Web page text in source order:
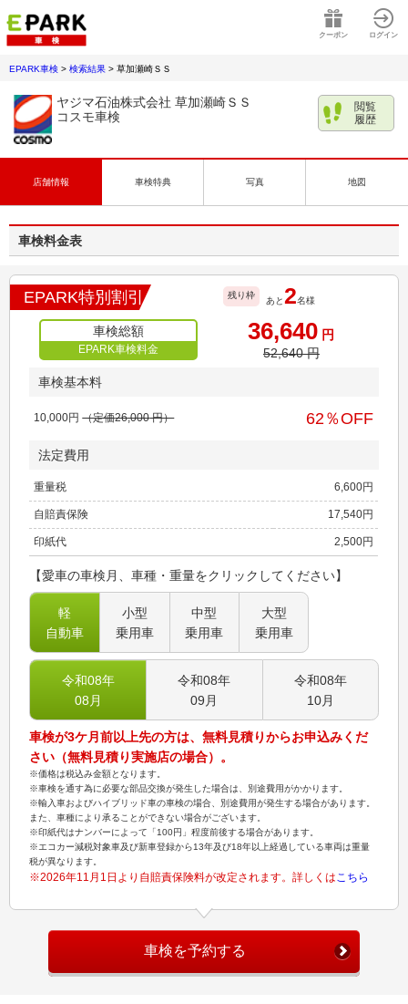
クーポン ログイン
EPARK車検 > 検索結果 > 草加瀬崎ＳＳ
ヤジマ石油株式会社 草加瀬崎ＳＳ
コスモ車検
閲覧
履歴
店舗情報 車検特典 写真 地図
車検料金表
EPARK特別割引 残り枠
あと2名様
車検総額
EPARK車検料金
36,640 円
52,640円
車検基本料
10,000円 （定価26,000円） 62 ％OFF
法定費用
重量税 6,600円
自賠責保険 17,540円
印紙代 2,500円
【愛車の車検月、車種・重量をクリックしてください】
軽
自動車
小型
乗用車
中型
乗用車
大型
乗用車
令和08年
08 月
令和08年
09 月
令和08年
10月
車検が3ケ月前以上先の方は、無料見積りからお申込みくだ
さい（無料見積り実施店の場合）。
※価格は税込み金額となります。
※車検を通す為に必要な部品交換が発生した場合は、別途費用がかかります。
※輸入車およびハイブリッド車の車検の場合、別途費用が発生する場合があります。
また、車種により承ることができない場合がございます。
※印紙代はナンバーによって「100円」程度前後する場合があります。
※エコカー減税対象車及び新車登録から13年及び18年以上経過している車両は重量
税が異なります。
※2026年11月1日より自賠責保険料が改定されます。詳しくは こちら
車検を予約する